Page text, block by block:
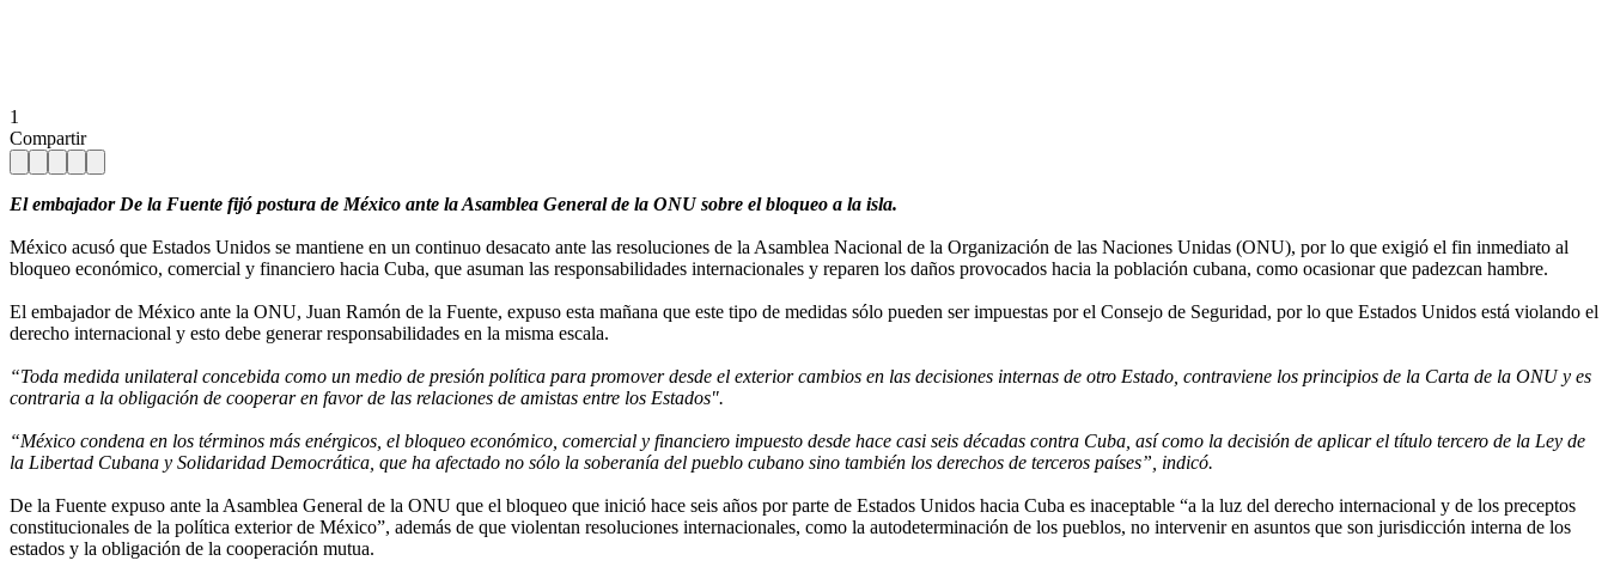
1
Compartir
El embajador De la Fuente fijó postura de México ante la Asamblea General de la ONU sobre el bloqueo a la isla.
México acusó que Estados Unidos se mantiene en un continuo desacato ante las resoluciones de la Asamblea Nacional de la Organización de las Naciones Unidas (ONU), por lo que exigió el fin inmediato al
bloqueo económico, comercial y financiero hacia Cuba, que asuman las responsabilidades internacionales y reparen los daños provocados hacia la población cubana, como ocasionar que padezcan hambre.
El embajador de México ante la ONU, Juan Ramón de la Fuente, expuso esta mañana que este tipo de medidas sólo pueden ser impuestas por el Consejo de Seguridad, por lo que Estados Unidos está violando el
derecho internacional y esto debe generar responsabilidades en la misma escala.
“Toda medida unilateral concebida como un medio de presión política para promover desde el exterior cambios en las decisiones internas de otro Estado, contraviene los principios de la Carta de la ONU y es
contraria a la obligación de cooperar en favor de las relaciones de amistas entre los Estados".
“México condena en los términos más enérgicos, el bloqueo económico, comercial y financiero impuesto desde hace casi seis décadas contra Cuba, así como la decisión de aplicar el título tercero de la Ley de
la Libertad Cubana y Solidaridad Democrática, que ha afectado no sólo la soberanía del pueblo cubano sino también los derechos de terceros países”, indicó.
De la Fuente expuso ante la Asamblea General de la ONU que el bloqueo que inició hace seis años por parte de Estados Unidos hacia Cuba es inaceptable “a la luz del derecho internacional y de los preceptos
constitucionales de la política exterior de México”, además de que violentan resoluciones internacionales, como la autodeterminación de los pueblos, no intervenir en asuntos que son jurisdicción interna de los
estados y la obligación de la cooperación mutua.